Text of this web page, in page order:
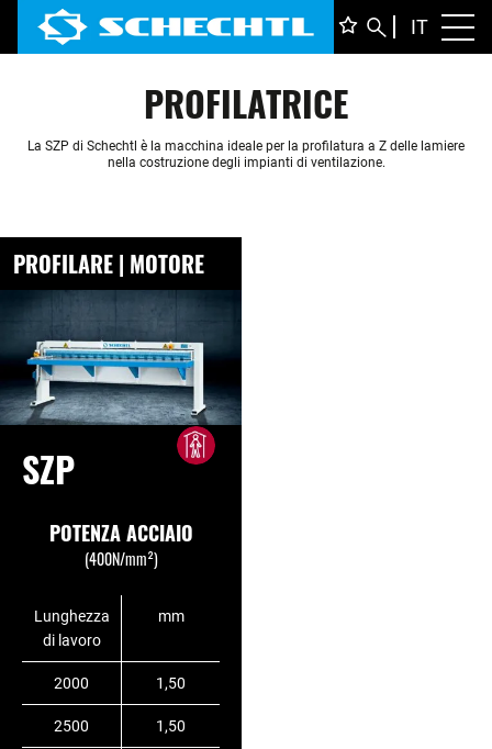
IT
PROFILATRICE
La SZP di Schechtl è la macchina ideale per la profilatura a Z delle lamiere
nella costruzione degli impianti di ventilazione.
PROFILARE | MOTORE
SZP
POTENZA ACCIAIO
(400N/mm²)
Lunghezza
di lavoro
mm
2000 1,50
2500 1,50